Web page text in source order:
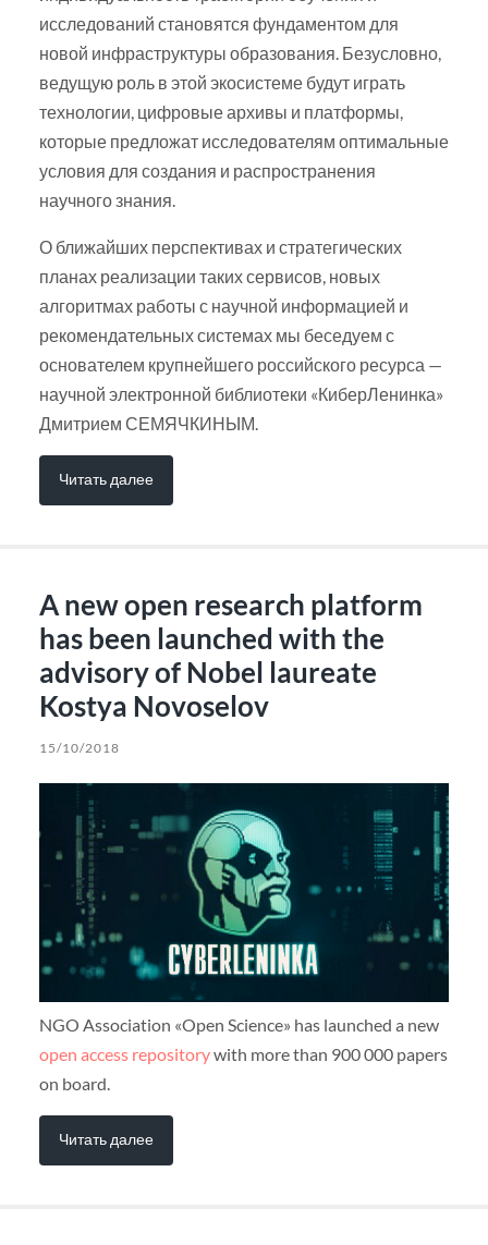
исследований становятся фундаментом для
новой инфраструктуры образования. Безусловно,
ведущую роль в этой экосистеме будут играть
технологии, цифровые архивы и платформы,
которые предложат исследователям оптимальные
условия для создания и распространения
научного знания.
О ближайших перспективах и стратегических
планах реализации таких сервисов, новых
алгоритмах работы с научной информацией и
рекомендательных системах мы беседуем с
основателем крупнейшего российского ресурса —
научной электронной библиотеки «КиберЛенинка»
Дмитрием СЕМЯЧКИНЫМ.
Читать далее
A new open research platform
has been launched with the
advisory of Nobel laureate
Kostya Novoselov
15/10/2018
NGO Association «Open Science» has launched a new
open access repositorywith more than 900 000 papers
on board.
Читать далее